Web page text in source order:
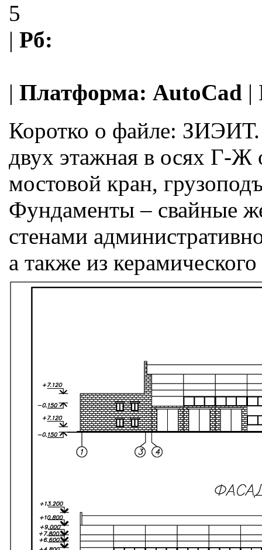
5
| Рб:
| Платформа: AutoCad |
Коротко о файле: ЗИЭИТ.
двух этажная в осях Г-Ж
мостовой кран,
Фундаменты – свайные
стенами
а также из